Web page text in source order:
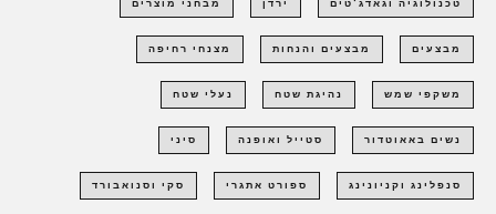
טכנולוגיה וגאדג'טים ירדן מבחני מוצרים
מבצעים מבצעים והנחות מצנחי רחיפה
משקפי שמש נהיגת שטח נעלי שטח
נשים באאוטדור סטייל ואופנה סיני
סנפלינג וקניונינג ספורט אתגרי סקי וסנואבורד